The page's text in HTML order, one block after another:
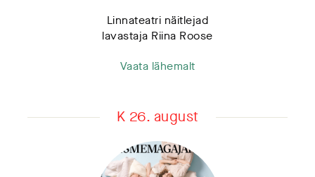
Linnateatri näitlejad
lavastaja Riina Roose
Vaata lähemalt
K 26. august